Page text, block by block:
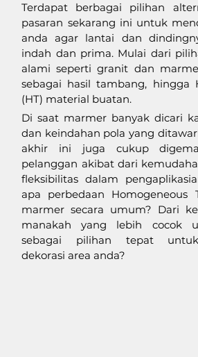
Terdapat berbagai pilihan
pasaran sekarang ini untuk
anda agar lantai dan
indah dan prima. Mulai dari
alami seperti granit dan
sebagai hasil tambang, hingga
(HT) material buatan.
Di saat marmer banyak dicari
dan keindahan pola yang
akhir ini juga cukup
pelanggan akibat dari
fleksibilitas dalam
apa perbedaan Homogeneous
marmer secara umum? Dari
manakah yang lebih cocok
sebagai pilihan tepat
dekorasi area anda?